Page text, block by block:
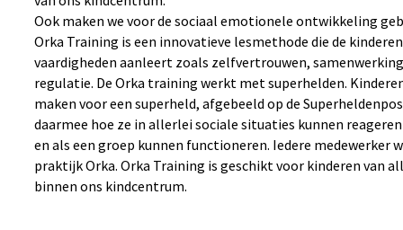
Ook maken we voor de sociaal emotionele ontwikkeling
Orka Training is een innovatieve lesmethode die de
vaardigheden aanleert zoals zelfvertrouwen,
regulatie. De Orka training werkt met superhelden.
maken voor een superheld, afgebeeld op de
daarmee hoe ze in allerlei sociale situaties kunnen
en als een groep kunnen functioneren. Iedere medewerker
praktijk Orka. Orka Training is geschikt voor kinderen van
binnen ons kindcentrum.